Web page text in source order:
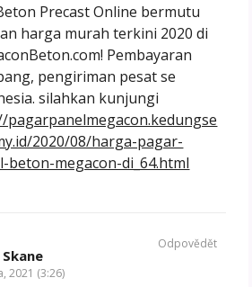
Precast Online bermutu
harga murah terkini 2020 di
Pembayaran
pengiriman pesat se
silahkan kunjungi
pagarpanelmegacon.kedungse
2020/08/harga-pagar-
beton-megacon-di_64.html
2021 (3:26)
Odpovědět